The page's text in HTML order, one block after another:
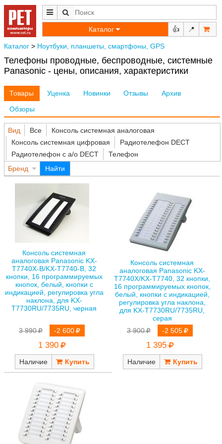
Каталог 👍 📍
Каталог > Ноутбуки, планшеты, смартфоны, GPS
Телефоны проводные, беспроводные, системные
Panasonic - цены, описания, характеристики
Товары Уценка Новинки Отзывы
Архив
Обзоры
Вид Все
Консоль системная аналоговая
Консоль системная цифровая
Радиотелефон DECT
Радиотелефон с а/о DECT
Телефон
Бренд
Найти
Консоль системная
аналоговая Panasonic KX-
T7740X-B/KX-T7740-B, 32
кнопки, 16 программируемых
кнопок, белый, кнопки с
индикацией, регулировка угла
наклона, для KX-
T7730RU/7735RU, черная
3 990 -2 600
1 390
Наличие
Консоль системная
аналоговая Panasonic KX-
T7740X/KX-T7740, 32 кнопки,
16 программируемых кнопок,
белый, кнопки с индикацией,
регулировка угла наклона,
для KX-T7730RU/7735RU,
серая
3 900
-2 505
1 395
Наличие